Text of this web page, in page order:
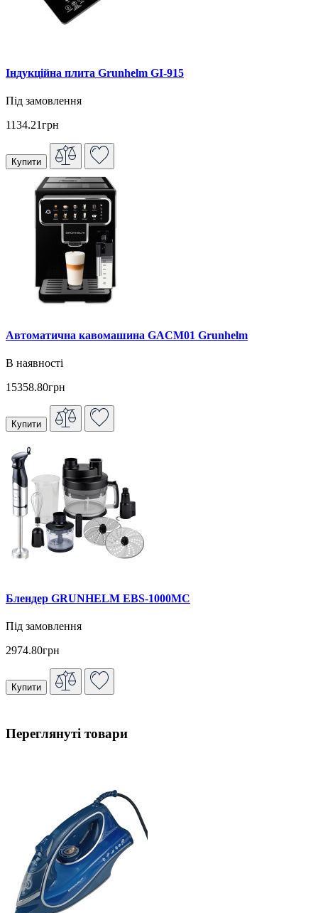
Індукційна плита Grunhelm GI-915
Під замовлення
1134.21грн
Купити
Автоматична кавомашина GACM01 Grunhelm
В наявності
15358.80грн
Купити
Блендер GRUNHELM EBS-1000МС
Під замовлення
2974.80грн
Купити
Переглянуті товари